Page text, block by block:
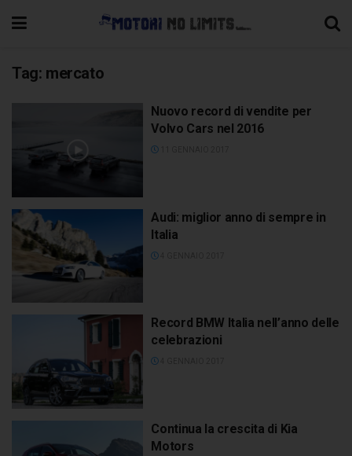
Tag: mercato
Nuovo record di vendite per
Volvo Cars nel 2016
Audi: miglior anno di sempre in
Italia
Record BMW Italia nell’anno delle
celebrazioni
Continua la crescita di Kia
Motors